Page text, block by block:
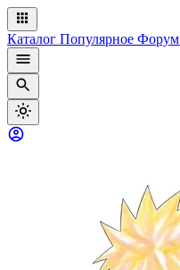
Каталог Популярное Форум